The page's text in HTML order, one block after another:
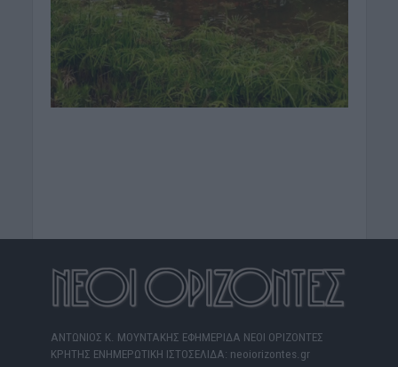
ΑΝΤΩΝΙΟΣ Κ. ΜΟΥΝΤΑΚΗΣ ΕΦΗΜΕΡΙΔΑ ΝΕΟΙ ΟΡΙΖΟΝΤΕΣ
ΚΡΗΤΗΣ ΕΝΗΜΕΡΩΤΙΚΗ ΙΣΤΟΣΕΛΙΔΑ: neoiorizontes.gr